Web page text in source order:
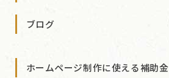
ブログ
ホームページ制作に使える補助金